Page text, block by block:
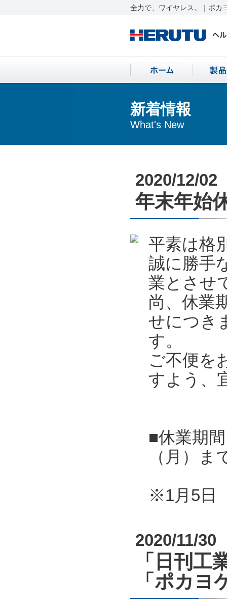
全力で、ワイヤレス。｜ポカ
新着情報
What's New
2020/12/02
年末年始
平素は格
誠に勝手
業とさせ
尚、休業
せにつき
す。
ご不便を
すよう、
■休業期
（月）ま
※1月5日
2020/11/30
「日刊工
「ポカヨ